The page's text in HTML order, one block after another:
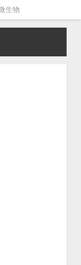
生物
学 禁戒毒品